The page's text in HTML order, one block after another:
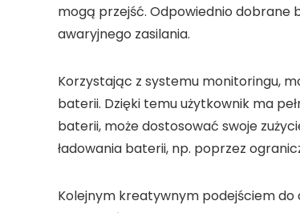
mogą przejść. Odpowiednio dobrane
awaryjnego zasilania.
Korzystając z systemu monitoringu,
baterii. Dzięki temu użytkownik ma
baterii, może dostosować swoje
ładowania baterii, np. poprzez
Kolejnym kreatywnym podejściem